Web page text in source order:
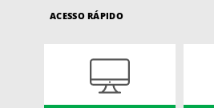
ACESSO RÁPIDO